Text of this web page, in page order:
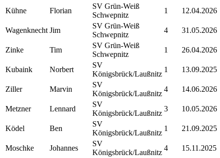
Kühne Florian
SV Grün-Weiß
Schwepnitz
1 12.04.2026
Wagenknecht Jim
SV Grün-Weiß
Schwepnitz
4 31.05.2026
Zinke Tim
SV Grün-Weiß
Schwepnitz
1 26.04.2026
Kubaink Norbert
SV
Königsbrück/Laußnitz
1 13.09.2025
Ziller Marvin
SV
Königsbrück/Laußnitz
4 14.06.2026
Metzner Lennard
SV
Königsbrück/Laußnitz
3 10.05.2026
Ködel Ben
SV
Königsbrück/Laußnitz
1 21.09.2025
Moschke Johannes
SV
Königsbrück/Laußnitz
4 15.11.2025